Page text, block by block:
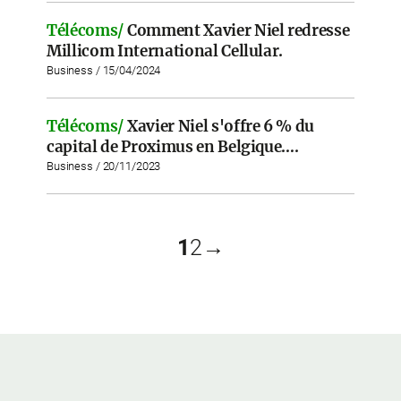
Télécoms/Comment Xavier Niel redresse
Millicom International Cellular.
Business / 15/04/2024
Télécoms/Xavier Niel s'offre 6 % du
capital de Proximus en Belgique….
Business / 20/11/2023
12 →